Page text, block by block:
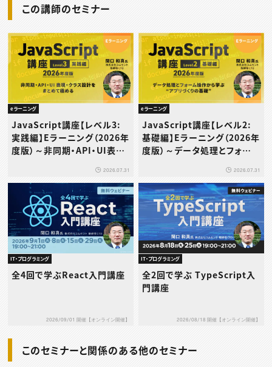
この講師のセミナー
eラーニング
JavaScript講座【レベル3:
実践編】Eラーニング（2026年
度版）～非同期・API・UI表
2026.07.31
eラーニング
JavaScript講座【レベル2:
基礎編】Eラーニング（2026年
度版）～データ処理とフォーム
2026.07.31
IT・プログラミング
全4回で学ぶReact入門講座
2026/09/01 開催【オンライン開催】
IT・プログラミング
全2回で学ぶ TypeScript入
門講座
2026/08/18 開催【オンライン開催】
このセミナーと関係のある他のセミナー